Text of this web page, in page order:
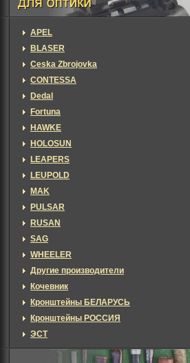
APEL
BLASER
Ceska Zbrojovka
CONTESSA
Dedal
Fortuna
HAWKE
HOLOSUN
LEAPERS
LEUPOLD
MAK
PULSAR
RUSAN
SAG
WHEELER
Другие производители
Кочевник
Кронштейны БЕЛАРУСЬ
Кронштейны РОССИЯ
ЭСТ